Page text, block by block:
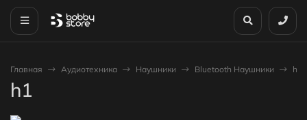
Главная Аудиотехника Наушники Bluetooth Наушники h1
h1